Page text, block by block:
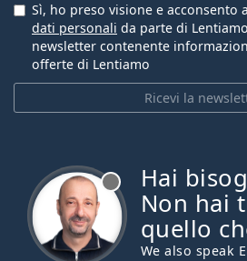
Ricevi la
Sì, ho preso visione e acconsento
dati personali da parte di
newsletter contenente
offerte di Lentiamo
Hai
Non hai
quello
We also speak